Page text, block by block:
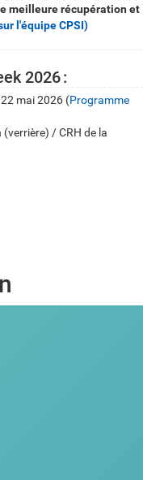
meilleure récupération et
l'équipe CPSI)
2026:
mai 2026 (Programme
/ CRH de la